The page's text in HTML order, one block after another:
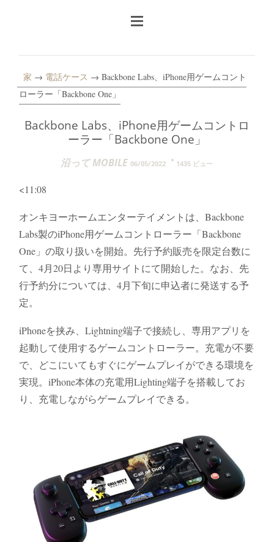
家 → 電話ケース → Backbone Labs、iPhone用ゲームコント
ローラー「Backbone One」
Backbone Labs、iPhone用ゲームコントロ
ーラー「Backbone One」
沿って MOBILE 06/05/2022 1435 ビュー
<11:08
オンキヨーホームエンターテイメントは、Backbone
Labs製のiPhone用ゲームコントローラー「Backbone
One」の取り扱いを開始。先行予約販売を限定台数に
て、4月20日より専用サイトにて開始した。なお、先
行予約分については、4月下旬に申込者に発送する予
定。
iPhoneを挟み、Lightning端子で接続し、専用アプリを
起動して使用するゲームコントローラー。充電が不要
で、どこにいてもすぐにゲームプレイができる環境を
実現。iPhone本体の充電用Lighting端子を搭載してお
り、充電しながらゲームプレイできる。